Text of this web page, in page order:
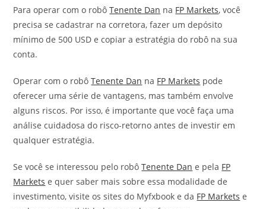
Para operar com o robôTenente Dan na FP Markets, você
precisa se cadastrar na corretora, fazer um depósito
mínimo de 500 USD e copiar a estratégia do robô na sua
conta.
Operar com o robôTenente Dan na FP Markets pode
oferecer uma série de vantagens, mas também envolve
alguns riscos. Por isso, é importante que você faça uma
análise cuidadosa do risco-retorno antes de investir em
qualquer estratégia.
Se você se interessou pelo robôTenente Dan e pela FP
Markets e quer saber mais sobre essa modalidade de
investimento, visite os sites do Myfxbook e da FP Markets e